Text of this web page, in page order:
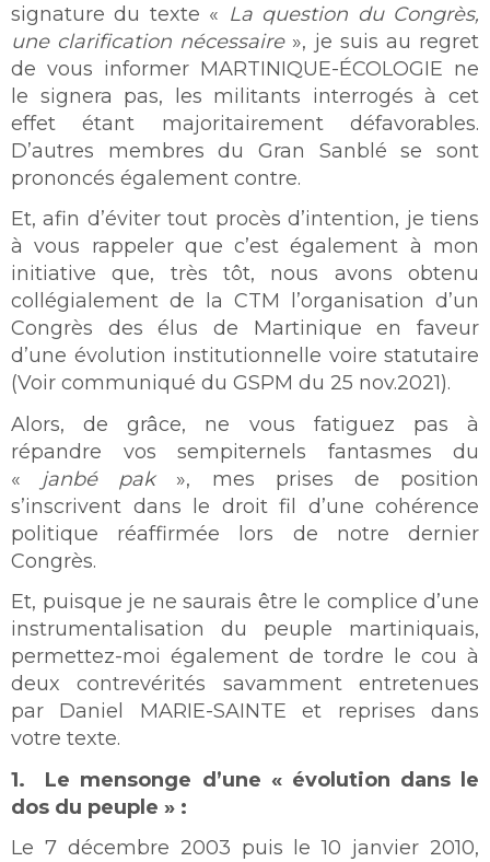
signature du texte « La question du Congrès,
une clarification nécessaire», je suis au regret
de vous informer MARTINIQUE-ÉCOLOGIE ne
le signera pas, les militants interrogés à cet
effet étant majoritairement défavorables.
D’autres membres du Gran Sanblé se sont
prononcés également contre.
Et, afin d’éviter tout procès d’intention, je tiens
à vous rappeler que c’est également à mon
initiative que, très tôt, nous avons obtenu
collégialement de la CTM l’organisation d’un
Congrès des élus de Martinique en faveur
d’une évolution institutionnelle voire statutaire
(Voir communiqué du GSPM du 25 nov.2021).
Alors, de grâce, ne vous fatiguez pas à
répandre vos sempiternels fantasmes du
« janbé pak», mes prises de position
s’inscrivent dans le droit fil d’une cohérence
politique réaffirmée lors de notre dernier
Congrès.
Et, puisque je ne saurais être le complice d’une
instrumentalisation du peuple martiniquais,
permettez-moi également de tordre le cou à
deux contrevérités savamment entretenues
par Daniel MARIE-SAINTE et reprises dans
votre texte.
1. Le mensonge d’une « évolution dans le
dos du peuple » :
Le 7 décembre 2003 puis le 10 janvier 2010,